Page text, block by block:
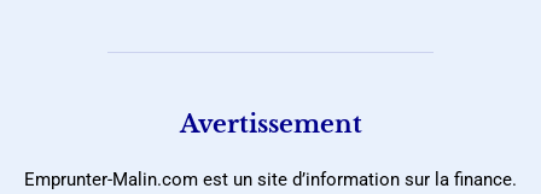
Avertissement
Emprunter-Malin.com est un site d’information sur la finance.